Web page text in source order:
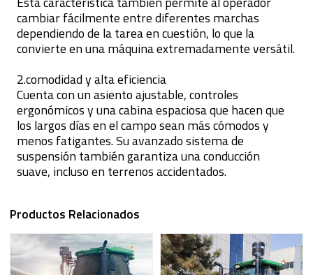
cambiar fácilmente entre diferentes marchas
dependiendo de la tarea en cuestión, lo que la
convierte en una máquina extremadamente versátil.
2.comodidad y alta eficiencia
Cuenta con un asiento ajustable, controles
ergonómicos y una cabina espaciosa que hacen que
los largos días en el campo sean más cómodos y
menos fatigantes. Su avanzado sistema de
suspensión también garantiza una conducción
suave, incluso en terrenos accidentados.
Productos Relacionados